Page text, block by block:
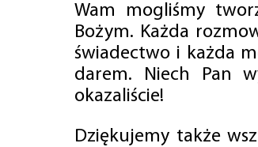
Wam mogliśmy
Bożym. Każda
świadectwo i każda
darem. Niech Pan
okazaliście!
Dziękujemy także